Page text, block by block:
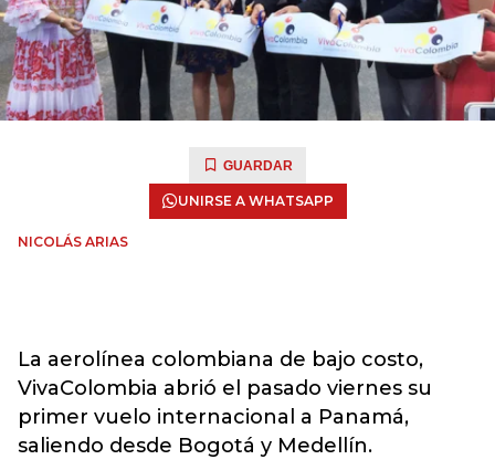
GUARDAR
UNIRSE A WHATSAPP
NICOLÁS ARIAS
La aerolínea colombiana de bajo costo,
VivaColombia abrió el pasado viernes su
primer vuelo internacional a Panamá,
saliendo desde Bogotá y Medellín.